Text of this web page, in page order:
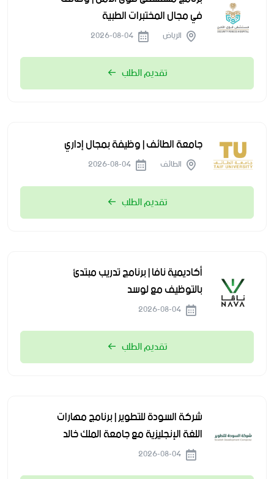
في مجال المختبرات الطبية
الرياض
تقديم الطلب
جامعة الطائف | وظيفة بمجال إداري
الطائف
تقديم الطلب
أكاديمية نافا | برنامج تدريب مبتدئ
بالتوظيف مع لوسد
تقديم الطلب
شركة السودة للتطوير | برنامج مهارات
اللغة الإنجليزية مع جامعة الملك خالد